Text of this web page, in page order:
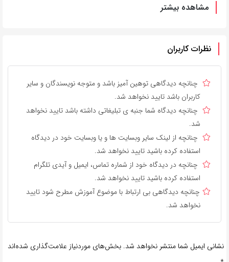
مشاهده بیشتر
نظرات کاربران
چنانچه دیدگاهی توهین آمیز باشد و متوجه نویسندگان و سایر
کاربران باشد تایید نخواهد شد.
چنانچه دیدگاه شما جنبه ی تبلیغاتی داشته باشد تایید نخواهد
شد.
چنانچه از لینک سایر وبسایت ها و یا وبسایت خود در دیدگاه
استفاده کرده باشید تایید نخواهد شد.
چنانچه در دیدگاه خود از شماره تماس، ایمیل و آیدی تلگرام
استفاده کرده باشید تایید نخواهد شد.
چنانچه دیدگاهی بی ارتباط با موضوع آموزش مطرح شود تایید
نخواهد شد.
نشانی ایمیل شما منتشر نخواهد شد. بخش‌های موردنیاز علامت‌گذاری شده‌اند